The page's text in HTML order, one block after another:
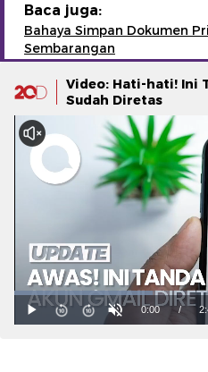
Baca juga:
Bahaya Simpan Dokumen
Sembarangan
Video: Hati-hati! Ini
Sudah Diretas